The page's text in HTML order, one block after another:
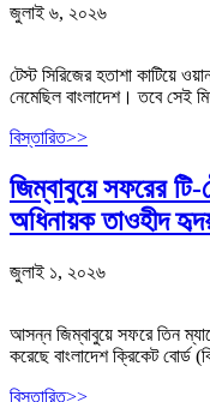
জুলাই ৬, ২০২৬
টেস্ট সিরিজের হতাশা কাটিয়ে
নেমেছিল বাংলাদেশ। তবে সেই
বিস্তারিত>>
জিম্বাবুয়ে সফরের
অধিনায়ক তাওহীদ
জুলাই ১, ২০২৬
আসন্ন জিম্বাবুয়ে সফরে তিন
করেছে বাংলাদেশ ক্রিকেট বোর্ড
বিস্তারিত>>